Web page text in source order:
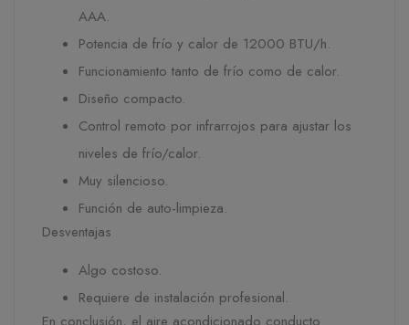
AAA.
Potencia de frío y calor de 12000 BTU/h.
Funcionamiento tanto de frío como de calor.
Diseño compacto.
Control remoto por infrarrojos para ajustar los
niveles de frío/calor.
Muy silencioso.
Función de auto-limpieza.
Desventajas
Algo costoso.
Requiere de instalación profesional.